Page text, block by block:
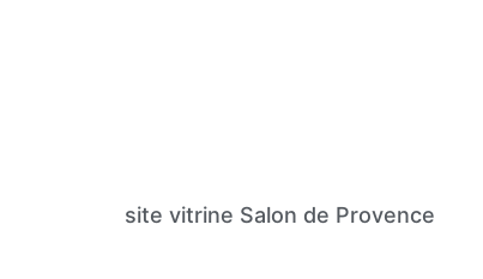
site vitrine Salon de Provence